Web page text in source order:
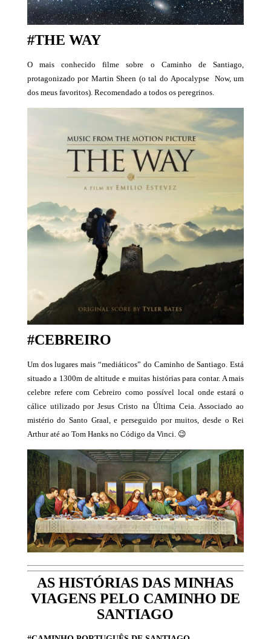
#THE WAY
O mais conhecido filme sobre o Caminho de Santiago,
protagonizado por Martin Sheen (o tal do Apocalypse Now, um
dos meus favoritos). Recomendado a todos os peregrinos.
#CEBREIRO
Um dos lugares mais “mediáticos” do Caminho de Santiago. Está
situado a 1300m de altitude e muitas histórias para contar. A mais
celebre refere com Cebreiro como possível local onde estará o
cálice utilizado por Jesus Cristo na Última Ceia. Associado ao
mistério do Santo Graal, e perseguido por muitos, desde o Rei
Arthur até ao Tom Hanks no Código da Vinci. 😉
AS HISTÓRIAS DAS MINHAS
VIAGENS PELO CAMINHO DE
SANTIAGO